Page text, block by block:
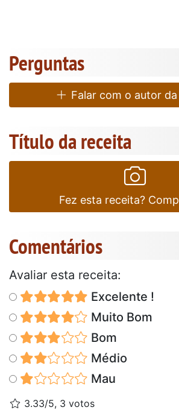
Perguntas
Falar com o autor
Título da receita
Fez esta receita?
Comentários
Avaliar esta receita:
Excelente !
Muito Bom
Bom
Médio
Mau
3.33/5, 3 votos